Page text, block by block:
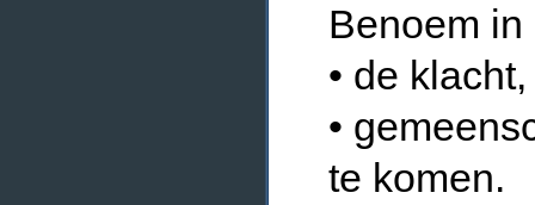
Benoem
• de
•
te komen.